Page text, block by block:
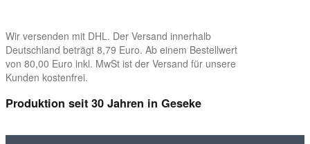
Wir versenden mit DHL. Der Versand innerhalb
Deutschland beträgt 8,79 Euro. Ab einem Bestellwert
von 80,00 Euro inkl. MwSt ist der Versand für unsere
Kunden kostenfrei.
Produktion seit 30 Jahren in Geseke